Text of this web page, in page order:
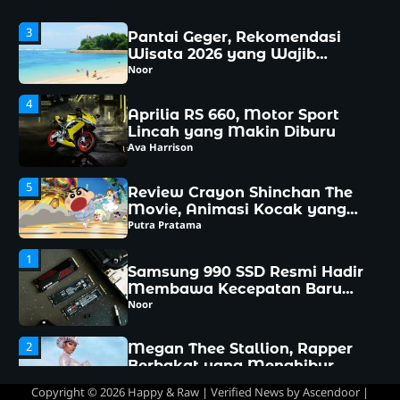
4
Aprilia RS 660, Motor Sport
Lincah yang Makin Diburu
Ava Harrison
5
Review Crayon Shinchan The
Movie, Animasi Kocak yang
menghibur
Putra Pratama
1
Samsung 990 SSD Resmi Hadir
Membawa Kecepatan Baru
yang Siap Mengubah
Pengalaman Komputasi
Noor
2
Megan Thee Stallion, Rapper
Berbakat yang Menghibur
Dunia
Aniket
3
Pantai Geger, Rekomendasi
Wisata 2026 yang Wajib
Copyright © 2026 Happy & Raw | Verified News byAscendoor |